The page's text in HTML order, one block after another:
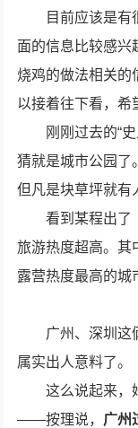
目前应该是有
面的信息比较感兴
烧鸡的做法相关的
以接着往下看，希
刚刚过去的“
猜就是城市公园了
但凡是块草坪就有
看到某程出了
旅游热度超高。其
露营热度最高的城
广州、深圳这
属实出人意料了。
这么说起来，
——按理说， 广州